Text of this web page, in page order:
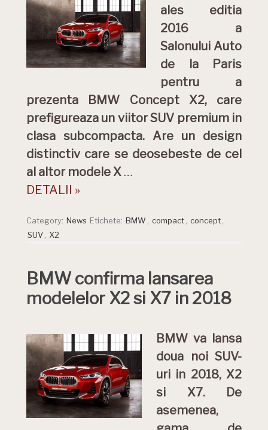
ales editia
2016 a
Salonului Auto
de la Paris
pentru a
prezenta BMW Concept X2, care
prefigureaza un viitor SUV premium in
clasa subcompacta. Are un design
distinctiv care se deosebeste de cel
al altor modele X …
DETALII »
Category: News Etichete: BMW compact concept
SUV
X2
BMW confirma lansarea
modelelor X2 si X7 in 2018
BMW va lansa
doua noi SUV-
uri in 2018, X2
si X7. De
asemenea,